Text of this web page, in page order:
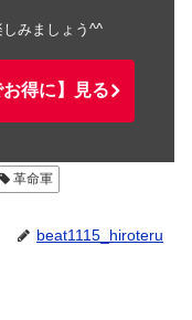
みましょう^^
得に】見る
革命軍
beat1115_hiroteru